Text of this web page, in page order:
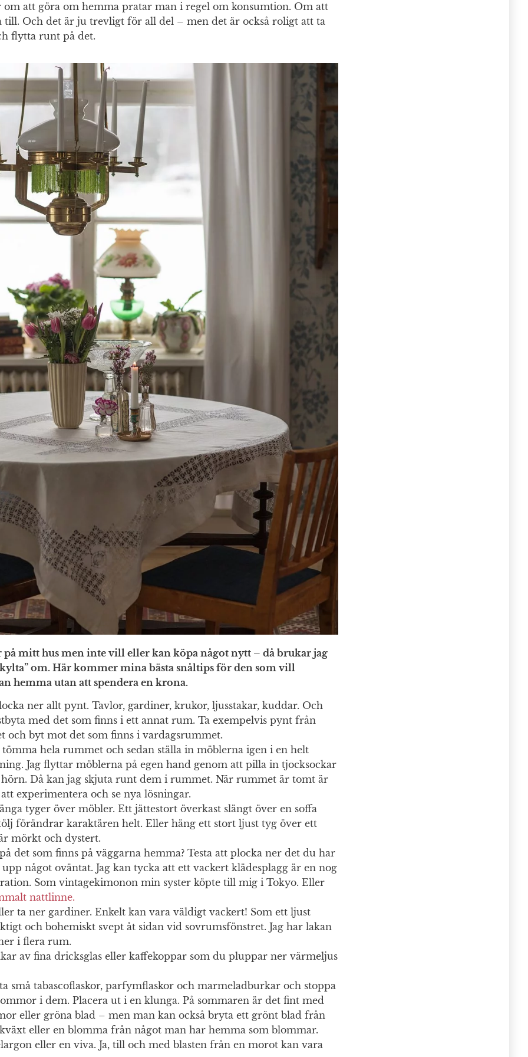
om att göra om hemma pratar man i regel om konsumtion. Om att
till. Och det är ju trevligt för all del – men det är också roligt att ta
flytta runt på det.
på mitt hus men inte vill eller kan köpa något nytt – då brukar jag
om. Här kommer mina bästa snåltips för den som vill
hemma utan att spendera en krona.
ner allt pynt. Tavlor, gardiner, krukor, ljusstakar, kuddar. Och
med det som finns i ett annat rum. Ta exempelvis pynt från
och byt mot det som finns i vardagsrummet.
tömma hela rummet och sedan ställa in möblerna igen i en helt
Jag flyttar möblerna på egen hand genom att pilla in tjocksockar
Då kan jag skjuta runt dem i rummet. När rummet är tomt är
experimentera och se nya lösningar.
tyger över möbler. Ett jättestort överkast slängt över en soffa
förändrar karaktären helt. Eller häng ett stort ljust tyg över ett
mörkt och dystert.
det som finns på väggarna hemma? Testa att plocka ner det du har
något oväntat. Jag kan tycka att ett vackert klädesplagg är en nog
Som vintagekimonon min syster köpte till mig i Tokyo. Eller
nattlinne.
ta ner gardiner. Enkelt kan vara väldigt vackert! Som ett ljust
och bohemiskt svept åt sidan vid sovrumsfönstret. Jag har lakan
i flera rum.
av fina dricksglas eller kaffekoppar som du pluppar ner värmeljus
små tabascoflaskor, parfymflaskor och marmeladburkar och stoppa
i dem. Placera ut i en klunga. På sommaren är det fint med
eller gröna blad – men man kan också bryta ett grönt blad från
eller en blomma från något man har hemma som blommar.
eller en viva. Ja, till och med blasten från en morot kan vara